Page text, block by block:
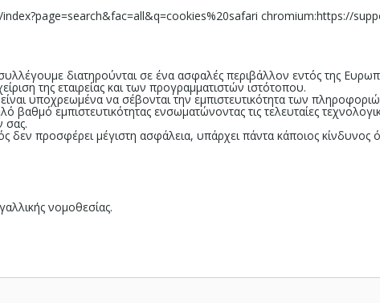
chromium:https://
διατηρούνται σε ένα ασφαλές περιβάλλον εντός της
της εταιρείας και των προγραμματιστών ιστότοπου.
υποχρεωμένα να σέβονται την εμπιστευτικότητα των
εμπιστευτικότητας ενσωματώνοντας τις τελευταίες
σας.
προσφέρει μέγιστη ασφάλεια, υπάρχει πάντα κάποιος κίνδυνος
νομοθεσίας.